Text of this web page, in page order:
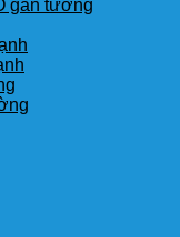
gắn tường